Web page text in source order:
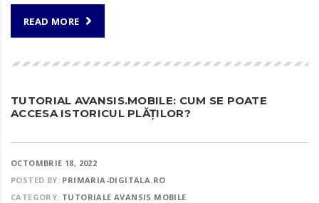
READ MORE
TUTORIAL AVANSIS.MOBILE: CUM SE POATE
ACCESA ISTORICUL PLĂȚILOR?
OCTOMBRIE 18, 2022
POSTED BY: PRIMARIA-DIGITALA.RO
CATEGORY: TUTORIALE AVANSIS MOBILE